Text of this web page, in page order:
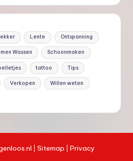
Lente Ontspanning
Wassen Schoonmaken
tattoo Tips
Verkopen Willen weten
Sitemap Privacy